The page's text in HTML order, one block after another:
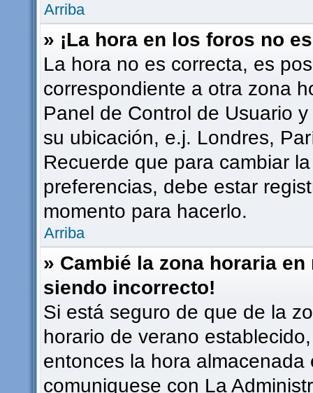
Arriba
» ¡La hora en los foros no
La hora no es correcta, es
correspondiente a otra zona
Panel de Control de Usuario
su ubicación, e.j. Londres,
Recuerde que para cambiar
preferencias, debe estar
momento para hacerlo.
Arriba
» Cambié la zona horaria
siendo incorrecto!
Si está seguro de que de la
horario de verano
entonces la hora
comuniquese con La